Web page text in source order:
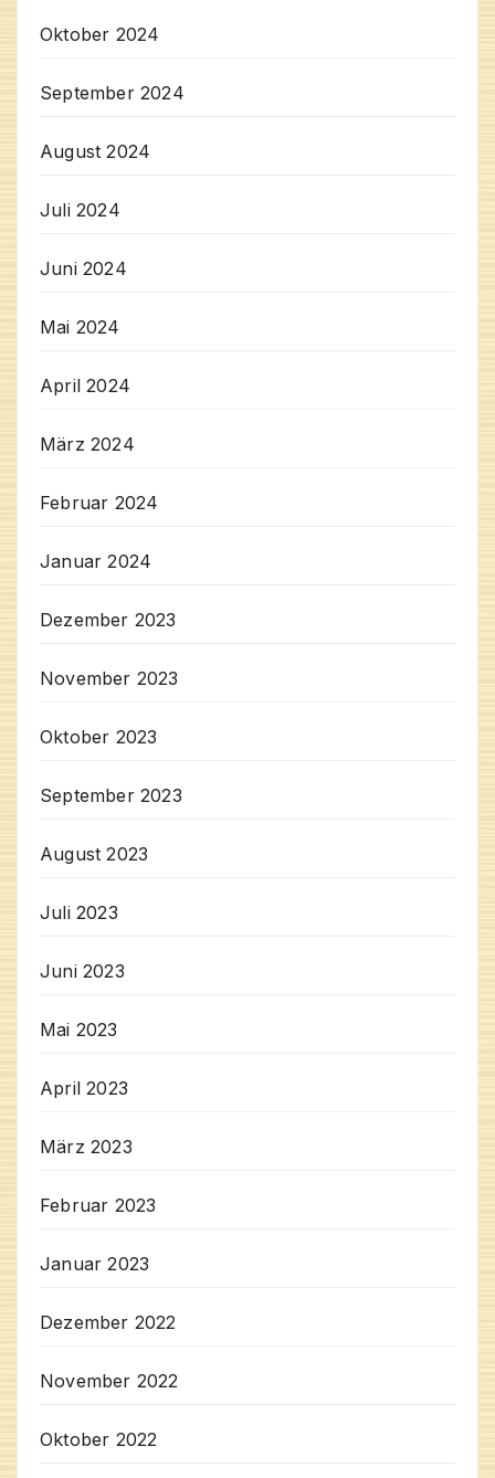
Oktober 2024
September 2024
August 2024
Juli 2024
Juni 2024
Mai 2024
April 2024
März 2024
Februar 2024
Januar 2024
Dezember 2023
November 2023
Oktober 2023
September 2023
August 2023
Juli 2023
Juni 2023
Mai 2023
April 2023
März 2023
Februar 2023
Januar 2023
Dezember 2022
November 2022
Oktober 2022